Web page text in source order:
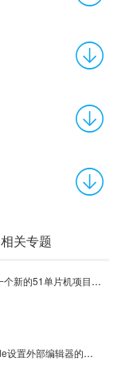
相关专题
Keil5怎么创建一个新的51单片机项目-Keil5创建一个新的51单片机项目的方法
Keil5怎么把vscode设置外部编辑器-Keil5把vscode设置外部编辑器的方法